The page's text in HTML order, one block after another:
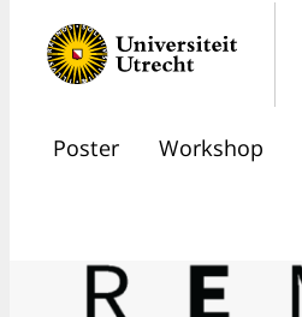
Poster Workshop